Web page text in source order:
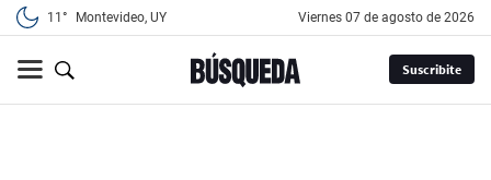
11° Montevideo, UY viernes 07 de agosto de 2026
Suscribite